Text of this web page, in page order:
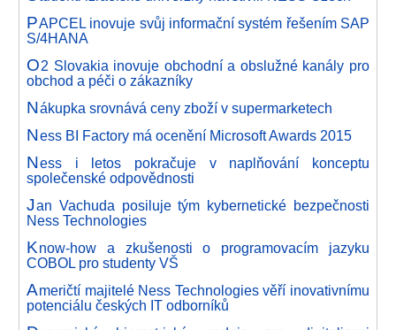
PAPCEL inovuje svůj informační systém řešením SAP
S/4HANA
O2 Slovakia inovuje obchodní a obslužné kanály pro
obchod a péči o zákazníky
Nákupka srovnává ceny zboží v supermarketech
Ness BI Factory má ocenění Microsoft Awards 2015
Ness i letos pokračuje v naplňování konceptu
společenské odpovědnosti
Jan Vachuda posiluje tým kybernetické bezpečnosti
Ness Technologies
Know-how a zkušenosti o programovacím jazyku
COBOL pro studenty VŠ
Američtí majitelé Ness Technologies věří inovativnímu
potenciálu českých IT odborníků